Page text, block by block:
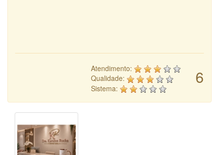
6
Atendimento:
Qualidade:
Sistema: